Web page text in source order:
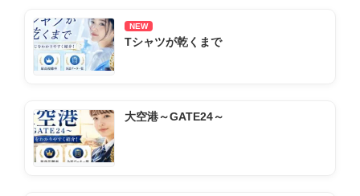
NEW
Tシャツが乾くまで
大空港～GATE24～